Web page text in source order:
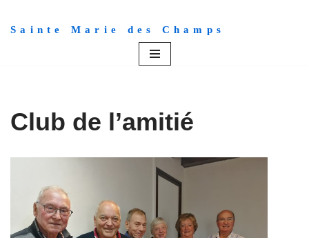
Aller
Sainte Marie des Champs
Club de l’amitié